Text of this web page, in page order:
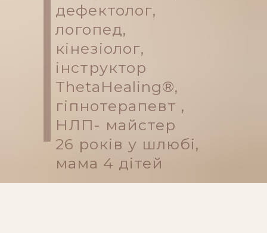
дефектолог,
логопед,
кінезіолог,
інструктор
ThetaHealing®,
гіпнотерапевт ,
НЛП- майстер
26 років у шлюбі,
мама 4 дітей